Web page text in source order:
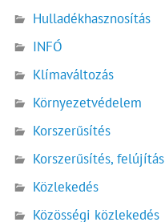
Hulladékhasznosítás
INFÓ
Klímaváltozás
Környezetvédelem
Korszerűsítés
Korszerűsítés, felújítás
Közlekedés
Közösségi közlekedés